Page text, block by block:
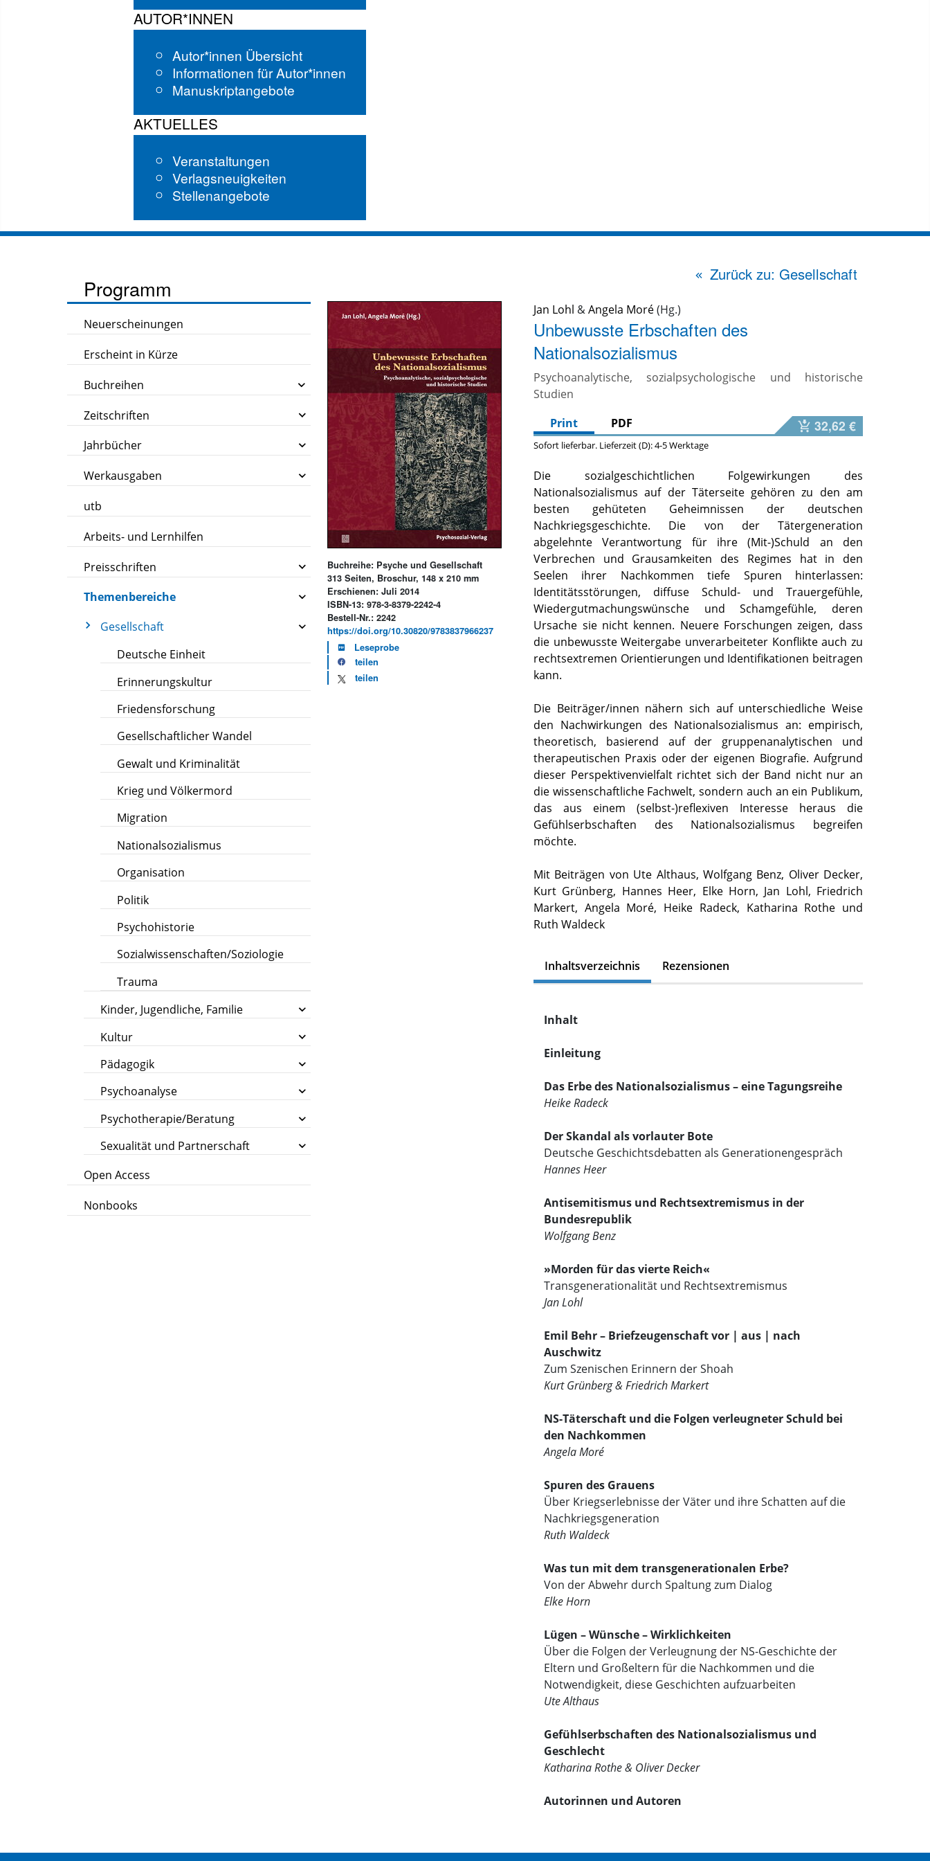
AUTOR*INNEN
Autor*innen Übersicht
Informationen für Autor*innen
Manuskriptangebote
AKTUELLES
Veranstaltungen
Verlagsneuigkeiten
Stellenangebote
Programm
Neuerscheinungen
Erscheint in Kürze
Buchreihen
Zeitschriften
Jahrbücher
Werkausgaben
utb
Arbeits- und Lernhilfen
Preisschriften
Themenbereiche
Gesellschaft
Deutsche Einheit
Erinnerungskultur
Friedensforschung
Gesellschaftlicher Wandel
Gewalt und Kriminalität
Krieg und Völkermord
Migration
Nationalsozialismus
Organisation
Politik
Psychohistorie
Sozialwissenschaften/Soziologie
Trauma
Kinder, Jugendliche, Familie
Kultur
Pädagogik
Psychoanalyse
Psychotherapie/Beratung
Sexualität und Partnerschaft
Open Access
Nonbooks
Zurück zu: Gesellschaft
Buchreihe: Psyche und Gesellschaft
313 Seiten, Broschur, 148 x 210 mm
Erschienen: Juli 2014
ISBN-13: 978-3-8379-2242-4
Bestell-Nr.: 2242
https://doi.org/10.30820/9783837966237
Leseprobe
teilen
teilen
Jan Lohl &Angela Moré
Unbewusste Erbschaften des
Nationalsozialismus
Psychoanalytische, sozialpsychologische und historische
Studien
Print
PDF 32,62 €
Sofort lieferbar. Lieferzeit (D): 4-5 Werktage
Die sozialgeschichtlichen Folgewirkungen des
Nationalsozialismus auf der Täterseite gehören zu den am
besten gehüteten Geheimnissen der deutschen
Nachkriegsgeschichte. Die von der Tätergeneration
abgelehnte Verantwortung für ihre (Mit-)Schuld an den
Verbrechen und Grausamkeiten des Regimes hat in den
Seelen ihrer Nachkommen tiefe Spuren hinterlassen:
Identitätsstörungen, diffuse Schuld- und Trauergefühle,
Wiedergutmachungswünsche und Schamgefühle, deren
Ursache sie nicht kennen. Neuere Forschungen zeigen, dass
die unbewusste Weitergabe unverarbeiteter Konflikte auch zu
rechtsextremen Orientierungen und Identifikationen beitragen
kann.
Die Beiträger/innen nähern sich auf unterschiedliche Weise
den Nachwirkungen des Nationalsozialismus an: empirisch,
theoretisch, basierend auf der gruppenanalytischen und
therapeutischen Praxis oder der eigenen Biografie. Aufgrund
dieser Perspektivenvielfalt richtet sich der Band nicht nur an
die wissenschaftliche Fachwelt, sondern auch an ein Publikum,
das aus einem (selbst-)reflexiven Interesse heraus die
Gefühlserbschaften des Nationalsozialismus begreifen
möchte.
Mit Beiträgen von Ute Althaus, Wolfgang Benz, Oliver Decker,
Kurt Grünberg, Hannes Heer, Elke Horn, Jan Lohl, Friedrich
Markert, Angela Moré, Heike Radeck, Katharina Rothe und
Ruth Waldeck
Inhaltsverzeichnis Rezensionen
Inhalt
Einleitung
Das Erbe des Nationalsozialismus – eine Tagungsreihe
Heike Radeck
Der Skandal als vorlauter Bote
Deutsche Geschichtsdebatten als Generationengespräch
Hannes Heer
Antisemitismus und Rechtsextremismus in der
Bundesrepublik
Wolfgang Benz
»Morden für das vierte Reich«
Transgenerationalität und Rechtsextremismus
Jan Lohl
Emil Behr – Briefzeugenschaft vor | aus | nach
Auschwitz
Zum Szenischen Erinnern der Shoah
Kurt Grünberg & Friedrich Markert
NS-Täterschaft und die Folgen verleugneter Schuld bei
den Nachkommen
Angela Moré
Spuren des Grauens
Über Kriegserlebnisse der Väter und ihre Schatten auf die
Nachkriegsgeneration
Ruth Waldeck
Was tun mit dem transgenerationalen Erbe?
Von der Abwehr durch Spaltung zum Dialog
Elke Horn
Lügen – Wünsche – Wirklichkeiten
Über die Folgen der Verleugnung der NS-Geschichte der
Eltern und Großeltern für die Nachkommen und die
Notwendigkeit, diese Geschichten aufzuarbeiten
Ute Althaus
Gefühlserbschaften des Nationalsozialismus und
Geschlecht
Katharina Rothe & Oliver Decker
Autorinnen und Autoren